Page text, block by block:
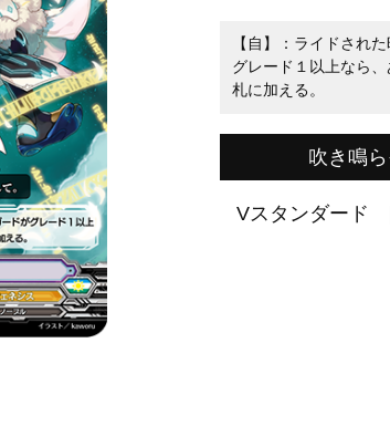
【自】：ライドされ
グレード１以上なら
札に加える。
吹き鳴
Vスタンダード